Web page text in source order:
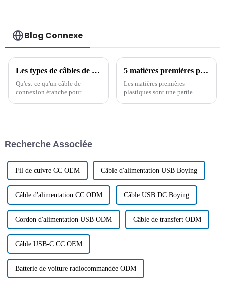
Blog Connexe
Les types de câbles de connexion étanches pour produits d'éclairage et leur application
Qu'est-ce qu'un câble de
connexion étanche pour
connexion étanche pour
5 matières premières plastiques courantes pour les fils et câbles
Les matières premières
plastiques sont une partie
Recherche Associée
Fil de cuivre CC OEM Câble d'alimentation USB Boying
Câble d'alimentation CC ODM Câble USB DC Boying
Cordon d'alimentation USB ODM Câble de transfert ODM
Câble USB-C CC OEM
Batterie de voiture radiocommandée ODM